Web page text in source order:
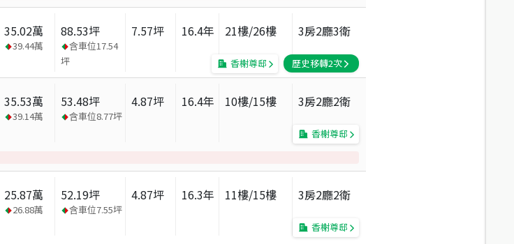
35.02萬
39.44萬
88.53坪
含車位17.54
坪
7.57坪 16.4年 21樓/26樓 3房2廳3衛
香榭尊邸 歷史移轉2次
35.53萬
39.14萬
53.48坪
含車位8.77坪
4.87坪 16.4年 10樓/15樓 3房2廳2衛
香榭尊邸
25.87萬
26.88萬
52.19坪
含車位7.55坪
4.87坪 16.3年 11樓/15樓 3房2廳2衛
香榭尊邸